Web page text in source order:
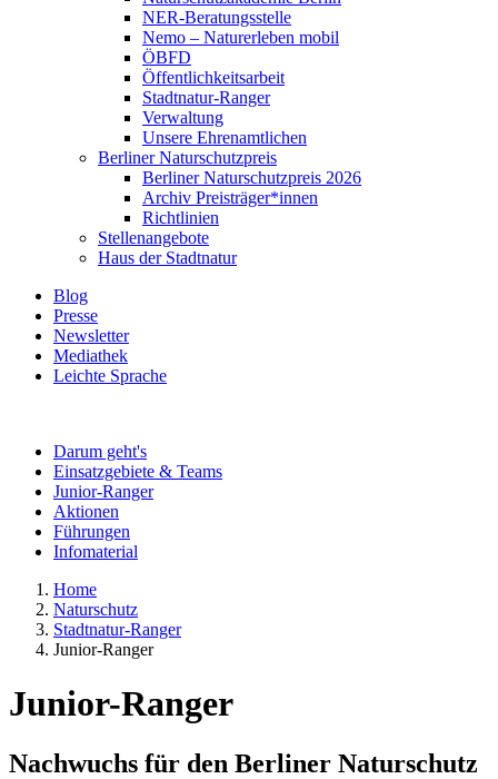
NER-Beratungsstelle
Nemo – Naturerleben mobil
ÖBFD
Öffentlichkeitsarbeit
Stadtnatur-Ranger
Verwaltung
Unsere Ehrenamtlichen
Berliner Naturschutzpreis
Berliner Naturschutzpreis 2026
Archiv Preisträger*innen
Richtlinien
Stellenangebote
Haus der Stadtnatur
Blog
Presse
Newsletter
Mediathek
Leichte Sprache
Darum geht's
Einsatzgebiete & Teams
Junior-Ranger
Aktionen
Führungen
Infomaterial
Home
Naturschutz
Stadtnatur-Ranger
Junior-Ranger
Junior-Ranger
Nachwuchs für den Berliner Naturschutz